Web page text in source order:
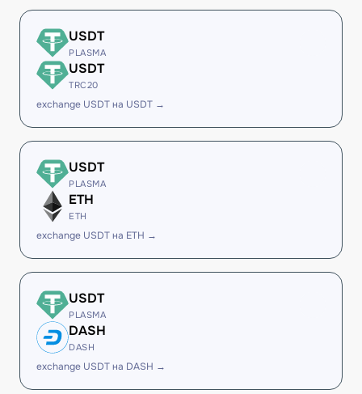
USDT
PLASMA
USDT
TRC20
exchange USDT на USDT →
USDT
PLASMA
ETH
ETH
exchange USDT на ETH →
USDT
PLASMA
DASH
DASH
exchange USDT на DASH →